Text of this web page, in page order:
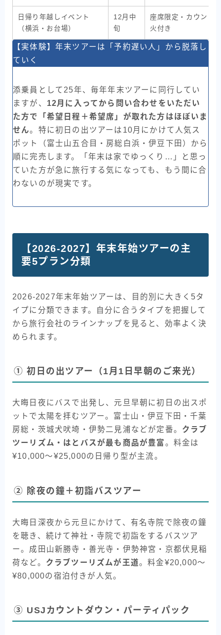
日帰り年越しイベント
（横浜・お台場）
12月中
旬
座席限定・カウント
火付き
【実体験】年末ツアーは「予約遅い人」から脱落し
ていく
添乗員として25年、毎年年末ツアーに同行してい
ますが、 12月に入ってから問い合わせをいただい
た方で「希望日程＋希望席」が取れた方はほぼいま
せん。特に初日の出ツアーは10月にかけて人気ス
ポット（富士山五合目・房総白浜・伊豆下田）から
順に完売します。「年末は家でゆっくり…」と思っ
ていた方が急に旅行する気になっても、もう間に合
わないのが現実です。
【2026-2027】年末年始ツアーの主
要5プラン分類
2026-2027年末年始ツアーは、目的別に大きく5タ
イプに分類できます。自分に合うタイプを把握して
から旅行会社のラインナップを見ると、効率よく決
められます。
① 初日の出ツアー（1月1日早朝のご来光）
大晦日夜にバスで出発し、元旦早朝に初日の出スポ
ットで太陽を拝むツアー。富士山・伊豆下田・千葉
房総・茨城犬吠埼・伊勢二見浦などが定番。 クラブ
ツーリズム・はとバスが最も商品が豊富。料金は
¥10,000〜¥25,000の日帰り型が主流。
② 除夜の鐘＋初詣バスツアー
大晦日深夜から元旦にかけて、有名寺院で除夜の鐘
を聴き、続けて神社・寺院で初詣をするバスツア
ー。成田山新勝寺・善光寺・伊勢神宮・京都伏見稲
荷など。 クラブツーリズムが王道。料金¥20,000〜
¥80,000の宿泊付きが人気。
③ USJカウントダウン・パーティパック